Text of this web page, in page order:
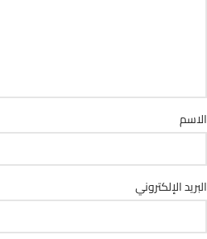
الاسم
البريد الإلكتروني